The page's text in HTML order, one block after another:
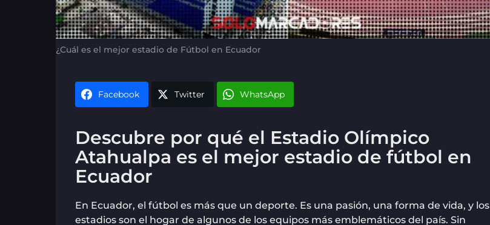
¿Cuál es el mejor estadio de Fútbol en Ecuador
Facebook Twitter WhatsApp
Descubre por qué el Estadio Olímpico
Atahualpa es el mejor estadio de fútbol en
Ecuador
En Ecuador, el fútbol es más que un deporte. Es una pasión, una forma de vida, y los
estadios son el hogar de algunos de los equipos más emblemáticos del país. Sin